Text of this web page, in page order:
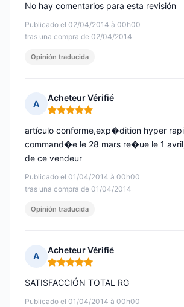
Publicado el 02/04/2014 à 00h00
tras una compra de 02/04/2014
No hay comentarios para esta revisión
Opinión traducida
A
Acheteur Vérifié
Nota: 5 de 5
Publicado el 01/04/2014 à 00h00
tras una compra de 01/04/2014
artículo conforme,exp�dition hyper
command�e le 28 mars re�ue le 1
de ce vendeur
Opinión traducida
A
Acheteur Vérifié
Nota: 5 de 5
Publicado el 01/04/2014 à 00h00
SATISFACCIÓN TOTAL RG